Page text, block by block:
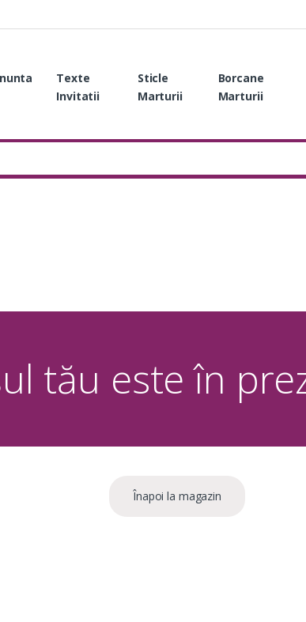
Texte
Invitatii
Sticle
Marturii
Borcane
Marturii
tău este în
Înapoi la magazin